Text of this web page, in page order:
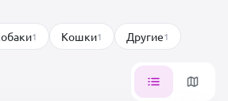
1 Кошки1 Другие1